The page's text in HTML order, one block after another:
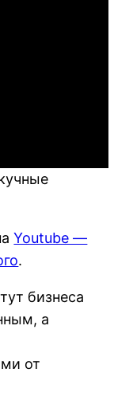
Youtube —
.
бизнеса
а
от